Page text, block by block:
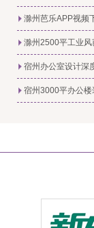
滁州芭乐APP视频下
滁州2500平工业风
宿州办公室设计深度
宿州3000平办公楼